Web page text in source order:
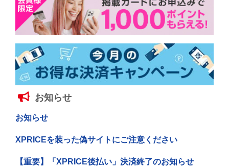
お知らせ
お知らせ
XPRICEを装った偽サイトにご注意ください
【重要】「XPRICE後払い」決済終了のお知らせ